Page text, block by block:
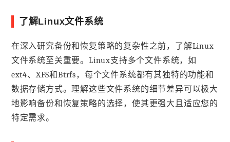
了解Linux文件系统
在深入研究备份和恢复策略的复杂性之前，了解Linux
文件系统至关重要。Linux支持多个文件系统，如
ext4、XFS和Btrfs，每个文件系统都有其独特的功能和
数据存储方式。理解这些文件系统的细节差异可以极大
地影响备份和恢复策略的选择，使其更强大且适应您的
特定需求。